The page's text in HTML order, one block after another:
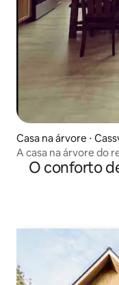
Casa na árvore ⋅
A casa na árvore do
O conforto